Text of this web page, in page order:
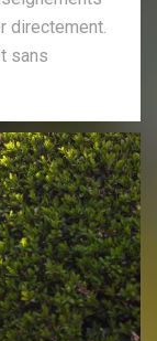
directement.
sans